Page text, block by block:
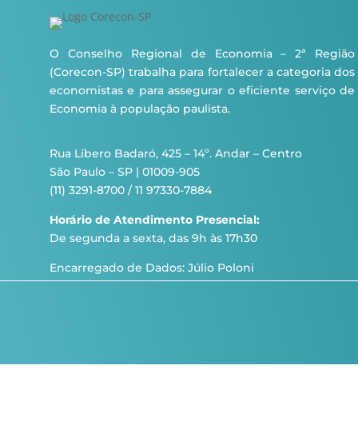
O Conselho Regional de Economia – 2ª Região
(Corecon-SP) trabalha para fortalecer a categoria dos
economistas e para assegurar o eficiente serviço de
Economia à população paulista.
Rua Líbero Badaró, 425 – 14º. Andar – Centro
São Paulo – SP | 01009-905
(11) 3291-8700 / 11 97330-7884
Horário de Atendimento Presencial:
De segunda a sexta, das 9h às 17h30
Encarregado de Dados: Júlio Poloni